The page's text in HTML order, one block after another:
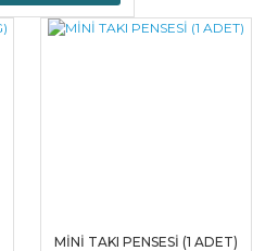
MİNİ TAKI PENSESİ (1 ADET)